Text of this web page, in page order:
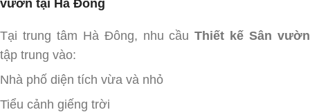
vườn tại Hà Đông
Tại trung tâm Hà Đông, nhu cầuThiết kế Sân vườn
tập trung vào:
Nhà phố diện tích vừa và nhỏ
Tiểu cảnh giếng trời